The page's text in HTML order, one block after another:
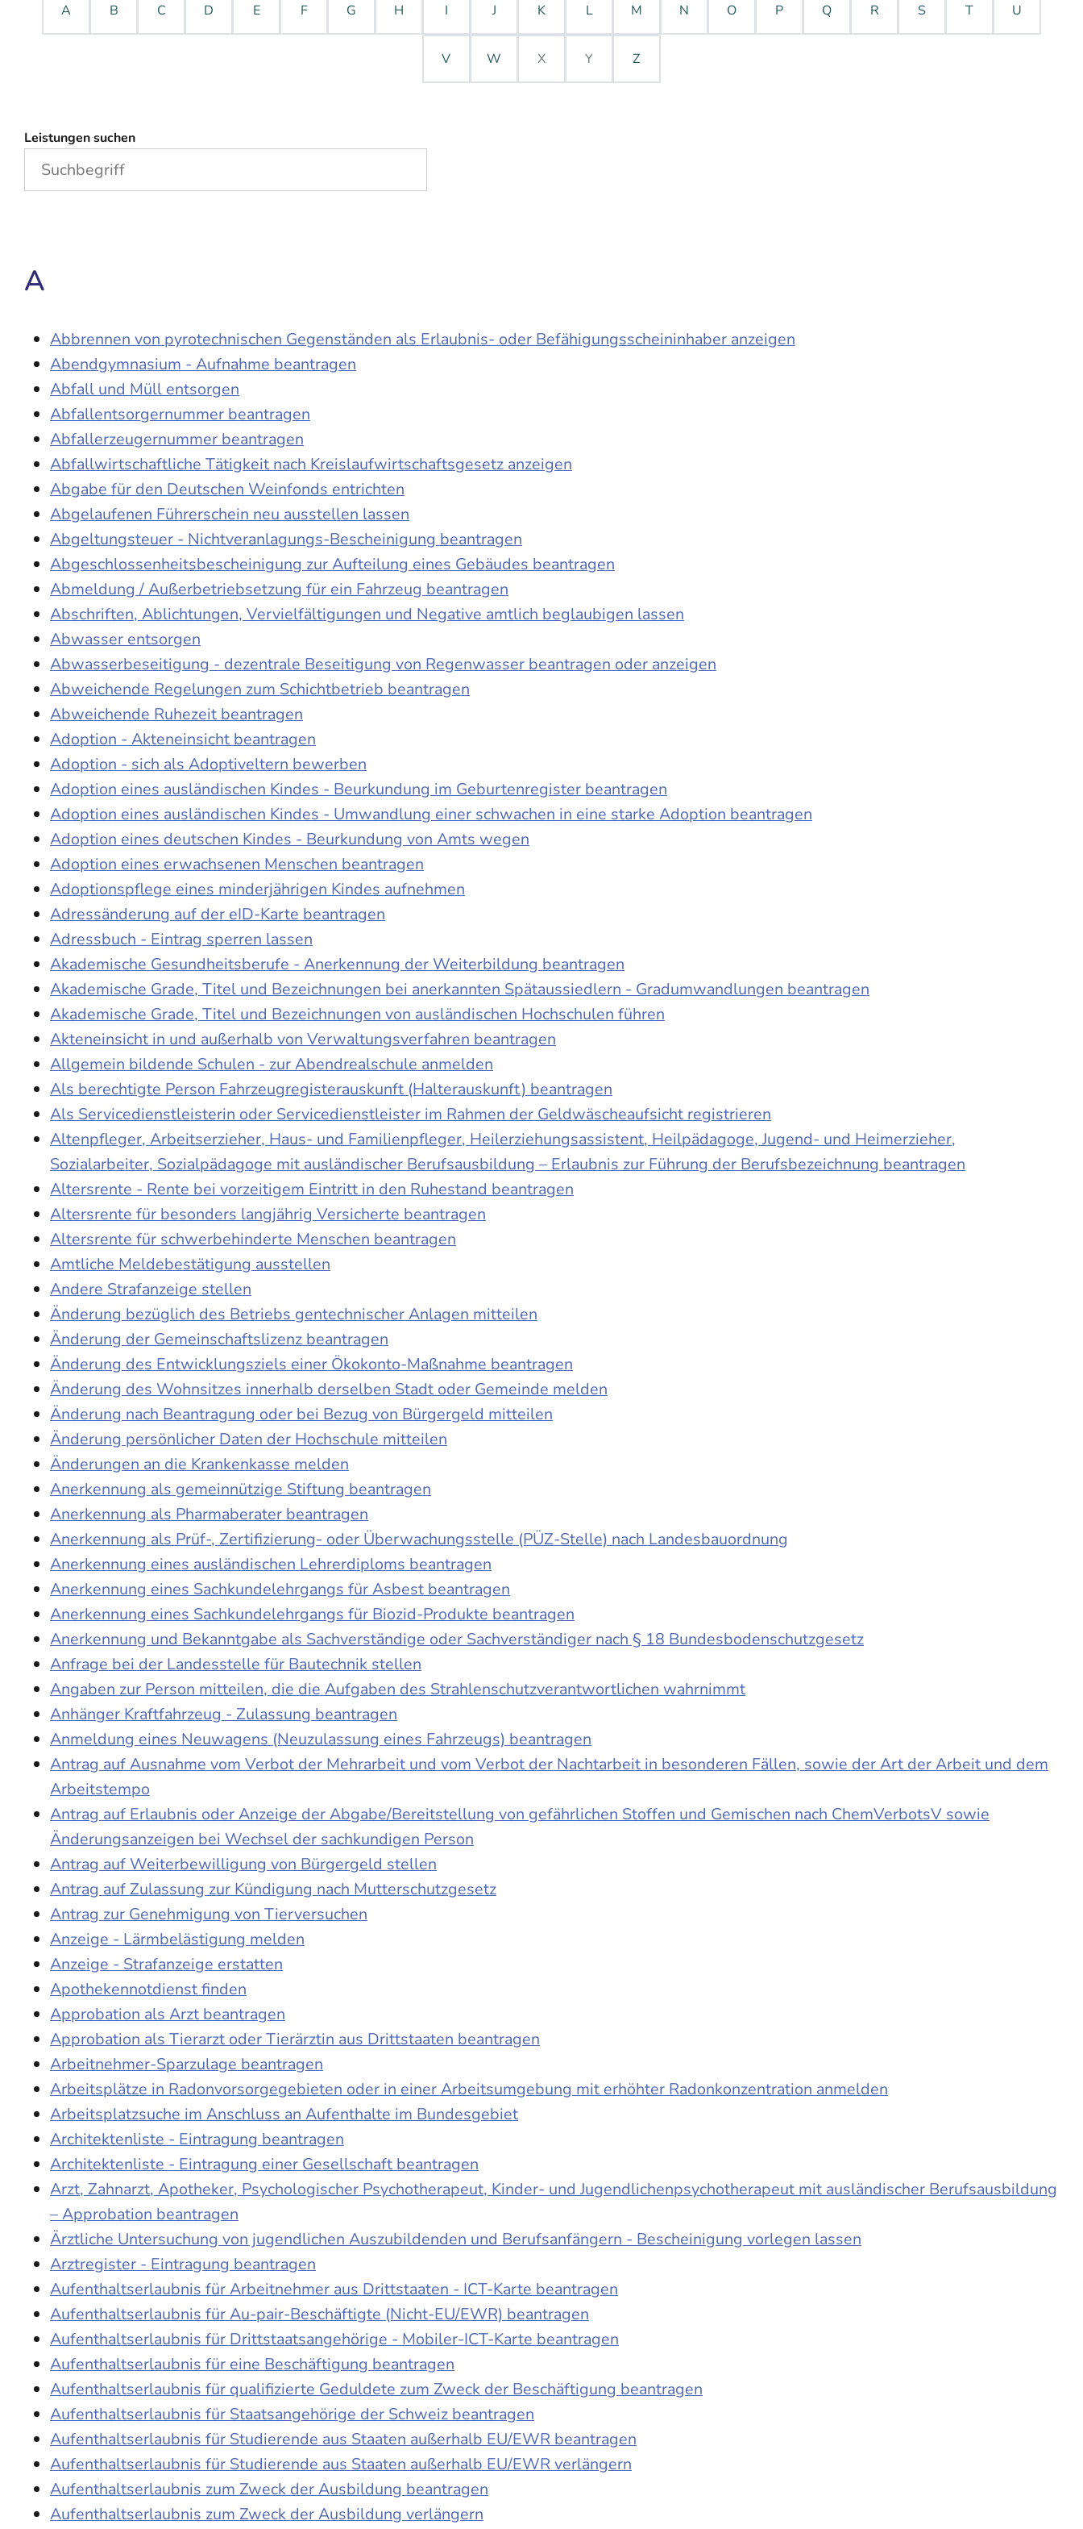
A B C D E F G H I J K L M N O P Q R S T U
V W X Y Z
Leistungen suchen
A
Abbrennen von pyrotechnischen Gegenständen als Erlaubnis- oder Befähigungsscheininhaber anzeigen
Abendgymnasium - Aufnahme beantragen
Abfall und Müll entsorgen
Abfallentsorgernummer beantragen
Abfallerzeugernummer beantragen
Abfallwirtschaftliche Tätigkeit nach Kreislaufwirtschaftsgesetz anzeigen
Abgabe für den Deutschen Weinfonds entrichten
Abgelaufenen Führerschein neu ausstellen lassen
Abgeltungsteuer - Nichtveranlagungs-Bescheinigung beantragen
Abgeschlossenheitsbescheinigung zur Aufteilung eines Gebäudes beantragen
Abmeldung / Außerbetriebsetzung für ein Fahrzeug beantragen
Abschriften, Ablichtungen, Vervielfältigungen und Negative amtlich beglaubigen lassen
Abwasser entsorgen
Abwasserbeseitigung - dezentrale Beseitigung von Regenwasser beantragen oder anzeigen
Abweichende Regelungen zum Schichtbetrieb beantragen
Abweichende Ruhezeit beantragen
Adoption - Akteneinsicht beantragen
Adoption - sich als Adoptiveltern bewerben
Adoption eines ausländischen Kindes - Beurkundung im Geburtenregister beantragen
Adoption eines ausländischen Kindes - Umwandlung einer schwachen in eine starke Adoption beantragen
Adoption eines deutschen Kindes - Beurkundung von Amts wegen
Adoption eines erwachsenen Menschen beantragen
Adoptionspflege eines minderjährigen Kindes aufnehmen
Adressänderung auf der eID-Karte beantragen
Adressbuch - Eintrag sperren lassen
Akademische Gesundheitsberufe - Anerkennung der Weiterbildung beantragen
Akademische Grade, Titel und Bezeichnungen bei anerkannten Spätaussiedlern - Gradumwandlungen beantragen
Akademische Grade, Titel und Bezeichnungen von ausländischen Hochschulen führen
Akteneinsicht in und außerhalb von Verwaltungsverfahren beantragen
Allgemein bildende Schulen - zur Abendrealschule anmelden
Als berechtigte Person Fahrzeugregisterauskunft (Halterauskunft) beantragen
Als Servicedienstleisterin oder Servicedienstleister im Rahmen der Geldwäscheaufsicht registrieren
Altenpfleger, Arbeitserzieher, Haus- und Familienpfleger, Heilerziehungsassistent, Heilpädagoge, Jugend- und Heimerzieher,
Sozialarbeiter, Sozialpädagoge mit ausländischer Berufsausbildung – Erlaubnis zur Führung der Berufsbezeichnung beantragen
Altersrente - Rente bei vorzeitigem Eintritt in den Ruhestand beantragen
Altersrente für besonders langjährig Versicherte beantragen
Altersrente für schwerbehinderte Menschen beantragen
Amtliche Meldebestätigung ausstellen
Andere Strafanzeige stellen
Änderung bezüglich des Betriebs gentechnischer Anlagen mitteilen
Änderung der Gemeinschaftslizenz beantragen
Änderung des Entwicklungsziels einer Ökokonto-Maßnahme beantragen
Änderung des Wohnsitzes innerhalb derselben Stadt oder Gemeinde melden
Änderung nach Beantragung oder bei Bezug von Bürgergeld mitteilen
Änderung persönlicher Daten der Hochschule mitteilen
Änderungen an die Krankenkasse melden
Anerkennung als gemeinnützige Stiftung beantragen
Anerkennung als Pharmaberater beantragen
Anerkennung als Prüf-, Zertifizierung- oder Überwachungsstelle (PÜZ-Stelle) nach Landesbauordnung
Anerkennung eines ausländischen Lehrerdiploms beantragen
Anerkennung eines Sachkundelehrgangs für Asbest beantragen
Anerkennung eines Sachkundelehrgangs für Biozid-Produkte beantragen
Anerkennung und Bekanntgabe als Sachverständige oder Sachverständiger nach § 18 Bundesbodenschutzgesetz
Anfrage bei der Landesstelle für Bautechnik stellen
Angaben zur Person mitteilen, die die Aufgaben des Strahlenschutzverantwortlichen wahrnimmt
Anhänger Kraftfahrzeug - Zulassung beantragen
Anmeldung eines Neuwagens (Neuzulassung eines Fahrzeugs) beantragen
Antrag auf Ausnahme vom Verbot der Mehrarbeit und vom Verbot der Nachtarbeit in besonderen Fällen, sowie der Art der Arbeit und dem
Arbeitstempo
Antrag auf Erlaubnis oder Anzeige der Abgabe/Bereitstellung von gefährlichen Stoffen und Gemischen nach ChemVerbotsV sowie
Änderungsanzeigen bei Wechsel der sachkundigen Person
Antrag auf Weiterbewilligung von Bürgergeld stellen
Antrag auf Zulassung zur Kündigung nach Mutterschutzgesetz
Antrag zur Genehmigung von Tierversuchen
Anzeige - Lärmbelästigung melden
Anzeige - Strafanzeige erstatten
Apothekennotdienst finden
Approbation als Arzt beantragen
Approbation als Tierarzt oder Tierärztin aus Drittstaaten beantragen
Arbeitnehmer-Sparzulage beantragen
Arbeitsplätze in Radonvorsorgegebieten oder in einer Arbeitsumgebung mit erhöhter Radonkonzentration anmelden
Arbeitsplatzsuche im Anschluss an Aufenthalte im Bundesgebiet
Architektenliste - Eintragung beantragen
Architektenliste - Eintragung einer Gesellschaft beantragen
Arzt, Zahnarzt, Apotheker, Psychologischer Psychotherapeut, Kinder- und Jugendlichenpsychotherapeut mit ausländischer Berufsausbildung
– Approbation beantragen
Ärztliche Untersuchung von jugendlichen Auszubildenden und Berufsanfängern - Bescheinigung vorlegen lassen
Arztregister - Eintragung beantragen
Aufenthaltserlaubnis für Arbeitnehmer aus Drittstaaten - ICT-Karte beantragen
Aufenthaltserlaubnis für Au-pair-Beschäftigte (Nicht-EU/EWR) beantragen
Aufenthaltserlaubnis für Drittstaatsangehörige - Mobiler-ICT-Karte beantragen
Aufenthaltserlaubnis für eine Beschäftigung beantragen
Aufenthaltserlaubnis für qualifizierte Geduldete zum Zweck der Beschäftigung beantragen
Aufenthaltserlaubnis für Staatsangehörige der Schweiz beantragen
Aufenthaltserlaubnis für Studierende aus Staaten außerhalb EU/EWR beantragen
Aufenthaltserlaubnis für Studierende aus Staaten außerhalb EU/EWR verlängern
Aufenthaltserlaubnis zum Zweck der Ausbildung beantragen
Aufenthaltserlaubnis zum Zweck der Ausbildung verlängern